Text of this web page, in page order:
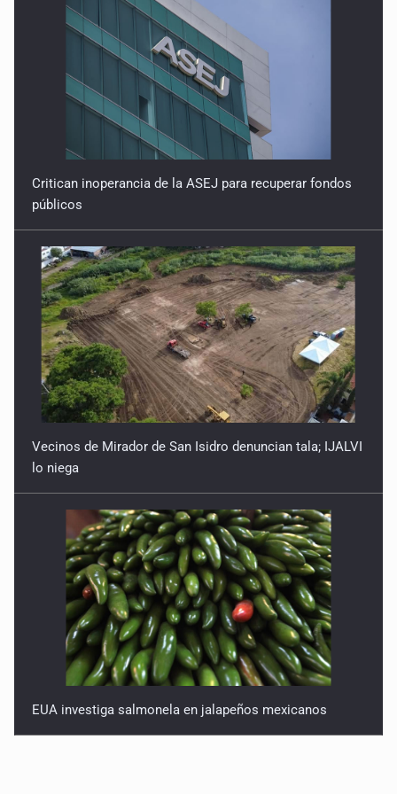
5 de Febrero de 2026
Reducir el Congreso no remedia la plaga
29 de Enero de 2026
Critican inoperancia de la ASEJ para recuperar fondos
públicos
Vecinos de Mirador de San Isidro denuncian tala; IJALVI
lo niega
EUA investiga salmonela en jalapeños mexicanos